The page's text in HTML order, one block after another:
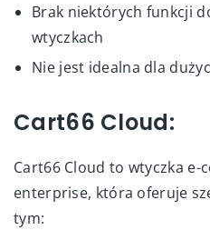
Brak niektórych funkcji
wtyczkach
Nie jest idealna dla
Cart66 Cloud:
Cart66 Cloud to wtyczka e-
enterprise, która oferuje
tym: